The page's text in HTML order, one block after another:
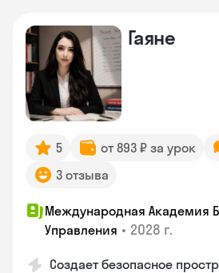
Гаяне
5 от 893 ₽ за урок
3 отзыва
Международная Академия
Управления • 2028 г.
Создает безопасное